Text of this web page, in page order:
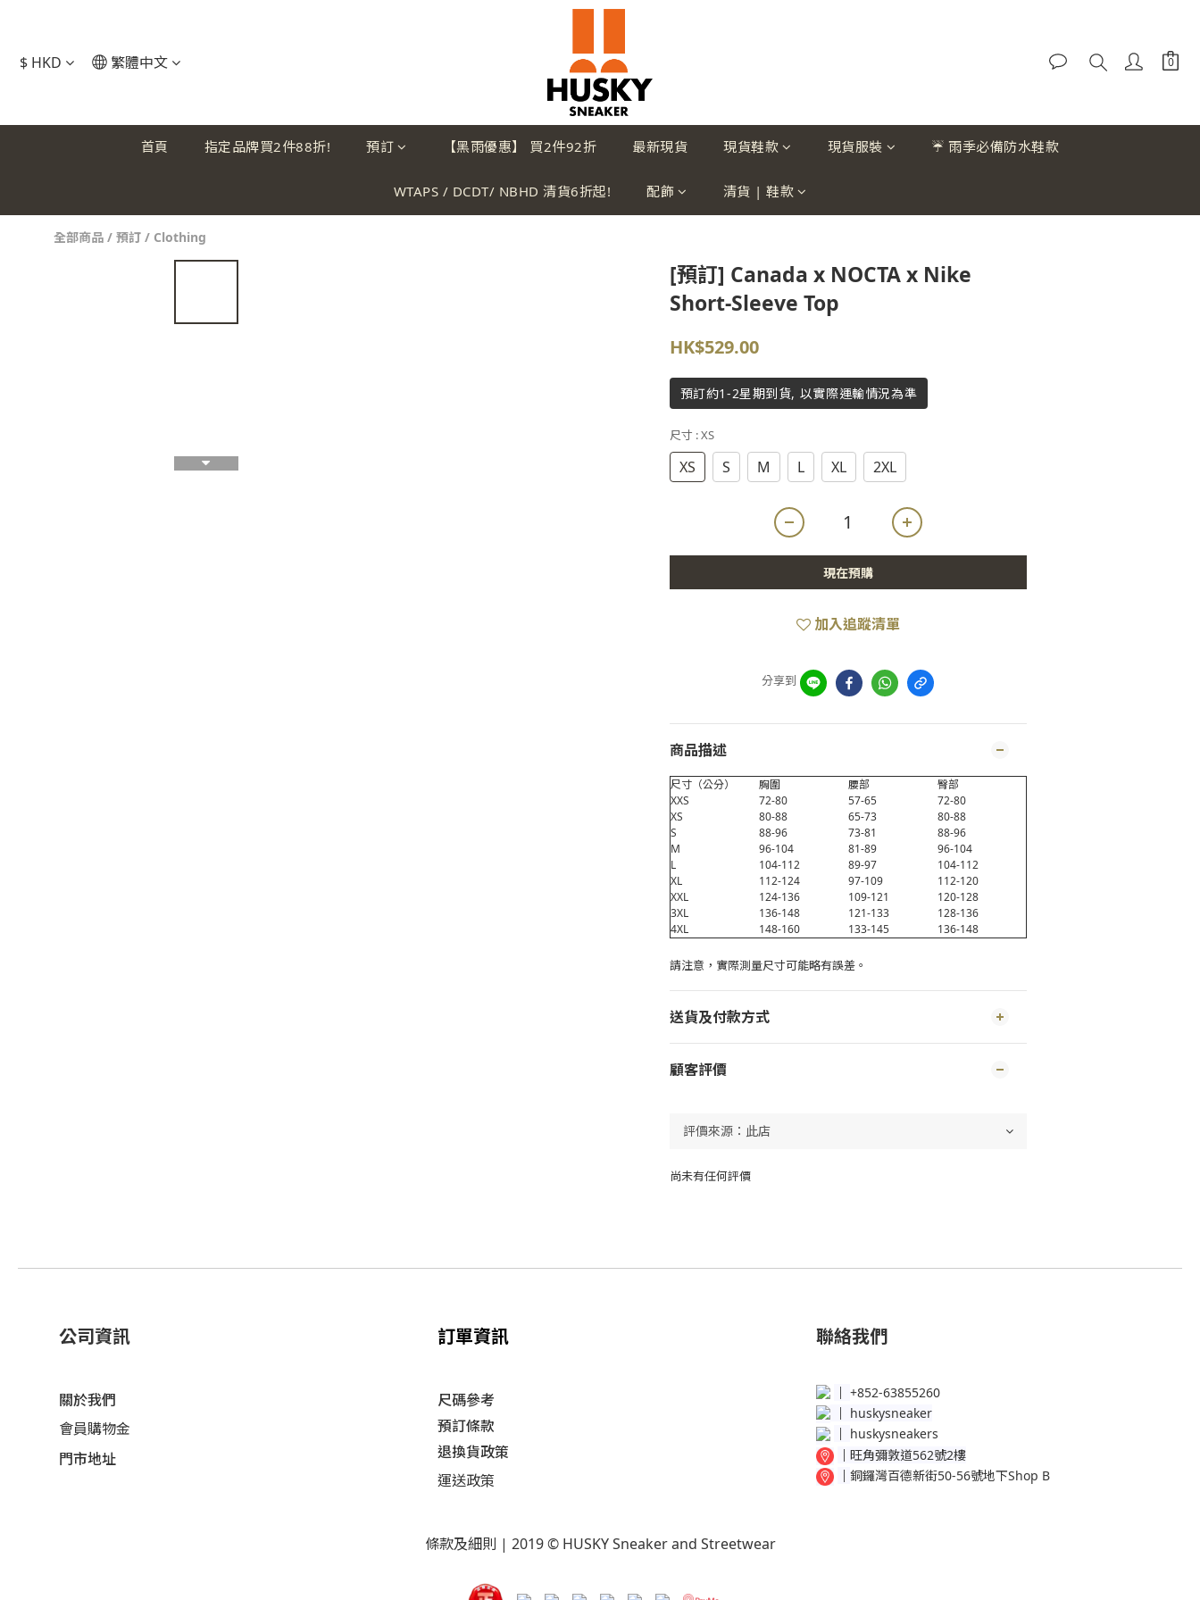
$ HKD 繁體中文
首頁 指定品牌買2件88折! 預訂 【黑雨優惠】 買2件92折 最新現貨 現貨鞋款 現貨服裝 ☔ 雨季必備防水鞋款
WTAPS / DCDT/ NBHD 清貨6折起! 配飾 清貨 | 鞋款
全部商品 / 預訂 / Clothing
[預訂] Canada x NOCTA x Nike
Short-Sleeve Top
HK$529.00
預訂約1-2星期到貨, 以實際運輸情況為準
尺寸 : XS
XS S M L XL 2XL
現在預購
加入追蹤清單
分享到
商品描述
尺寸（公分） 胸圍 腰部
臀部
XXS
72-80 57-65
72-80
XS
80-88 65-73
80-88
S
88-96 73-81
88-96
M
96-104 81-89
96-104
L
104-112 89-97
104-112
XL
112-124 97-109
112-120
XXL
124-136 109-121
120-128
3XL
136-148 121-133
128-136
4XL
148-160 133-145 136-148
請注意，實際測量尺寸可能略有誤差。
送貨及付款方式
顧客評價
尚未有任何評價
公司資訊 訂單資訊 聯絡我們
關於我們
會員購物金
門市地址
尺碼參考
預訂條款
退換貨政策​
運送政策​
│ +852-63855260
huskysneaker
huskysneakers
│ 旺角彌敦道562號2樓
│ 銅鑼灣百德新街50-56號地下Shop B
條款及細則 | 2019 © HUSKY Sneaker and Streetwear